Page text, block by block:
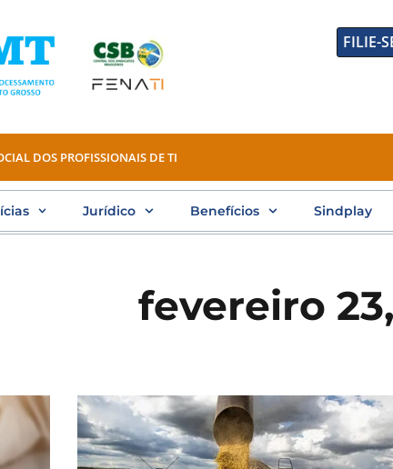
FILIE-
DOS PROFISSIONAIS DE TI
Jurídico Benefícios Sindplay
fevereiro
PagePage